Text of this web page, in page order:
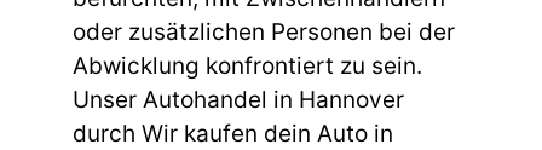
oder zusätzlichen Personen bei der
Abwicklung konfrontiert zu sein.
Unser Autohandel in Hannover
durch Wir kaufen dein Auto in